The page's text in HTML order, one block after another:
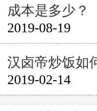
成本是多少？
2019-08-19
汉卤帝炒饭如
2019-02-14